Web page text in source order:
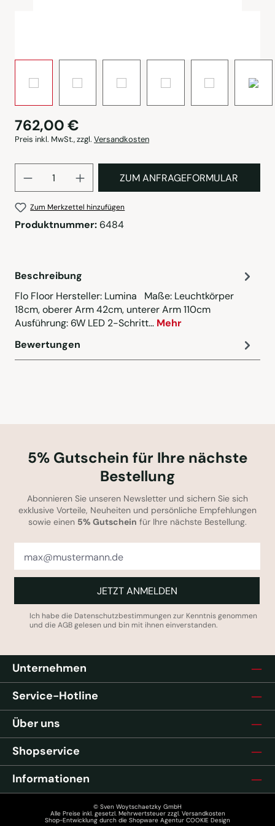
762,00 €
Preis inkl. MwSt., zzgl. Versandkosten
Produkt Anzahl: Gib den
ZUM ANFRAGEFORMULAR
Zum Merkzettel hinzufügen
Produktnummer:6484
Beschreibung
Flo Floor Hersteller: Lumina Maße: Leuchtkörper
18cm, oberer Arm 42cm, unterer Arm 110cm
Ausführung: 6W LED 2-Schritt… Mehr
Bewertungen
5% Gutschein für Ihre nächste
Bestellung
Abonnieren Sie unseren Newsletter und sichern Sie sich
exklusive Vorteile, Neuheiten und persönliche Empfehlungen
sowie einen 5% Gutschein für Ihre nächste Bestellung.
JETZT ANMELDEN
Ich habe die Datenschutzbestimmungen zur Kenntnis genommen
und dieAGBgelesen und bin mit ihnen einverstanden.
Unternehmen
Service-Hotline
Über uns
Shopservice
Informationen
© Sven Woytschaetzky GmbH
Alle Preise inkl. gesetzl. Mehrwertsteuer zzgl. Versandkosten
Shop-Entwicklung durch die Shopware Agentur COOKIE Design